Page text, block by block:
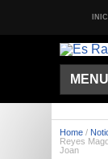
MENU
Home /
Reyes
Joan